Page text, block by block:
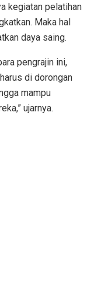
kegiatan pelatihan
Maka hal
daya saing.
pengrajin ini,
di dorongan
mampu
ujarnya.